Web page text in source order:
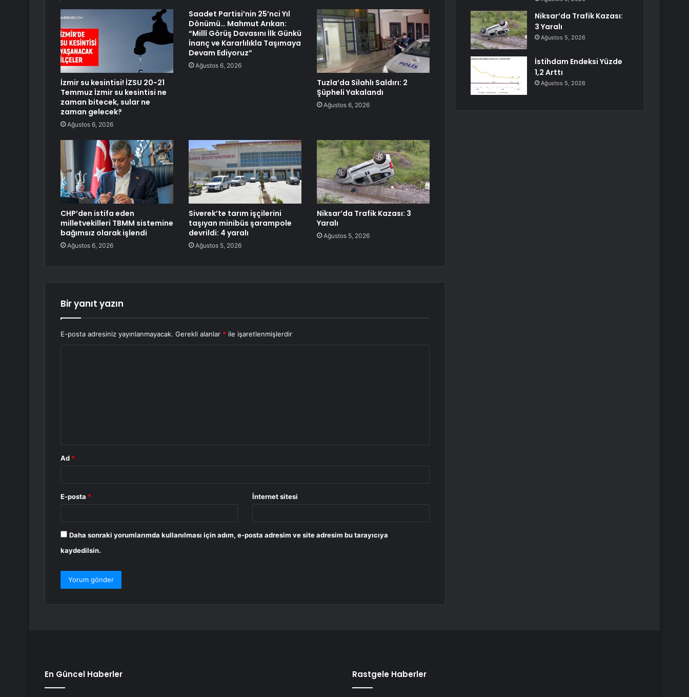
İzmir su kesintisi! İZSU 20-21
Temmuz İzmir su kesintisi ne
zaman bitecek, sular ne
zaman gelecek?
Ağustos 6, 2026
Saadet Partisi’nin 25’nci Yıl
Dönümü… Mahmut Arıkan:
“Millî Görüş Davasını İlk Günkü
İnanç ve Kararlılıkla Taşımaya
Devam Ediyoruz”
Ağustos 6, 2026
Tuzla’da Silahlı Saldırı: 2
Şüpheli Yakalandı
Ağustos 6, 2026
CHP’den istifa eden
milletvekilleri TBMM sistemine
bağımsız olarak işlendi
Ağustos 6, 2026
Siverek’te tarım işçilerini
taşıyan minibüs şarampole
devrildi: 4 yaralı
Ağustos 5, 2026
Niksar’da Trafik Kazası: 3
Yaralı
Ağustos 5, 2026
Bir yanıt yazın
E-posta adresiniz yayınlanmayacak. Gerekli alanlar * ile işaretlenmişlerdir
Ad *
E-posta * İnternet sitesi
Daha sonraki yorumlarımda kullanılması için adım, e-posta adresim ve site adresim bu tarayıcıya
kaydedilsin.
Niksar’da Trafik Kazası:
3 Yaralı
Ağustos 5, 2026
İstihdam Endeksi Yüzde
1,2 Arttı
Ağustos 5, 2026
En Güncel Haberler Rastgele Haberler